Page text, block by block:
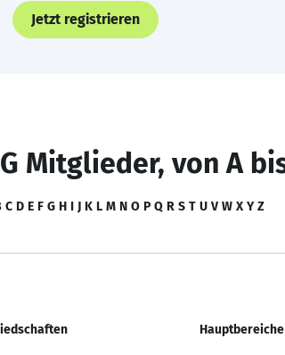
Jetzt registrieren
Mitglieder, von A
C D E F G H I J K L M N O P Q R S T U V W X Y Z
Hauptbereiche